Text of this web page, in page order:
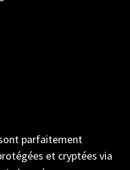
parfaitement
et cryptées via